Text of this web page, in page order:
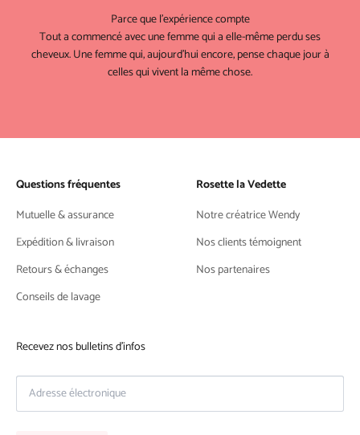
Parce que l'expérience compte
Tout a commencé avec une femme qui a elle-même perdu ses
cheveux. Une femme qui, aujourd'hui encore, pense chaque jour à
celles qui vivent la même chose.
Questions fréquentes
Mutuelle & assurance
Expédition & livraison
Retours & échanges
Conseils de lavage
Rosette la Vedette
Notre créatrice Wendy
Nos clients témoignent
Nos partenaires
Recevez nos bulletins d'infos